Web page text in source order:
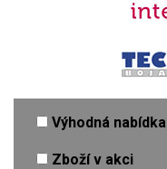
Výhodná nabídka
Zboží v akci